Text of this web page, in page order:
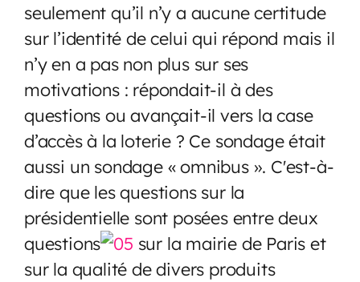
seulement qu’il n’y a aucune certitude
sur l’identité de celui qui répond mais il
n’y en a pas non plus sur ses
motivations : répondait-il à des
questions ou avançait-il vers la case
d’accès à la loterie ? Ce sondage était
aussi un sondage « omnibus ». C'est-à-
dire que les questions sur la
présidentielle sont posées entre deux
questions
sur la mairie de Paris et
sur la qualité de divers produits